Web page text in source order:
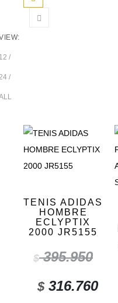
TENIS ADIDAS
HOMBRE
ECLYPTIX
2000 JR5155
$395.950
$316.760